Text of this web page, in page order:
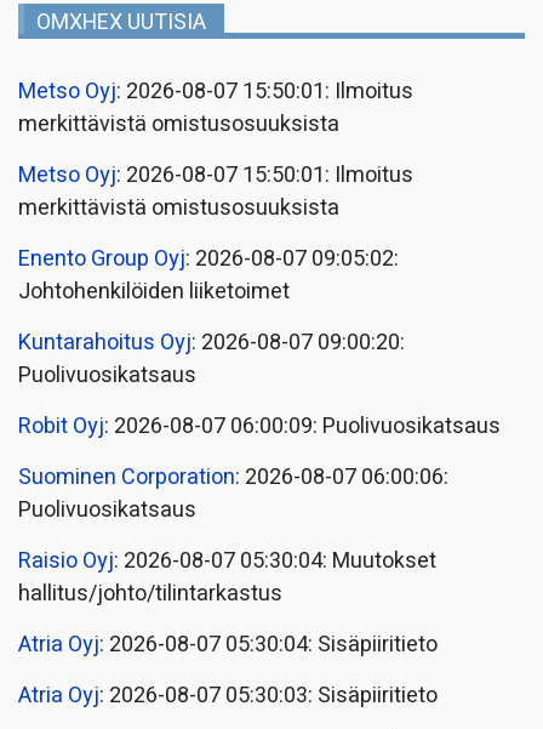
OMXHEX UUTISIA
Metso Oyj: 2026-08-07 15:50:01: Ilmoitus
merkittävistä omistusosuuksista
Metso Oyj: 2026-08-07 15:50:01: Ilmoitus
merkittävistä omistusosuuksista
Enento Group Oyj: 2026-08-07 09:05:02:
Johtohenkilöiden liiketoimet
Kuntarahoitus Oyj: 2026-08-07 09:00:20:
Puolivuosikatsaus
Robit Oyj: 2026-08-07 06:00:09: Puolivuosikatsaus
Suominen Corporation: 2026-08-07 06:00:06:
Puolivuosikatsaus
Raisio Oyj: 2026-08-07 05:30:04: Muutokset
hallitus/johto/tilintarkastus
Atria Oyj: 2026-08-07 05:30:04: Sisäpiiritieto
Atria Oyj: 2026-08-07 05:30:03: Sisäpiiritieto